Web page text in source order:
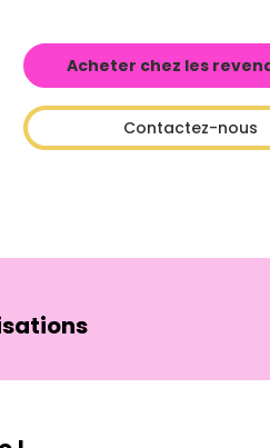
Acheter chez les
Contactez-nous